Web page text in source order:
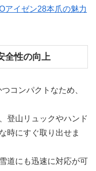
アイゼン28本爪の魅力
全性の向上
コンパクトなため、
登山リュックやハンド
時にすぐ取り出せま
道にも迅速に対応が可